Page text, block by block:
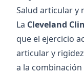
Salud articular y
La Cleveland
que el ejercicio
articular y
a la